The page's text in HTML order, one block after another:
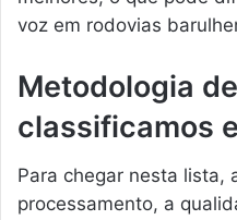
voz em rodovias
Metodologia
classificamos
Para chegar nesta lista,
processamento, a